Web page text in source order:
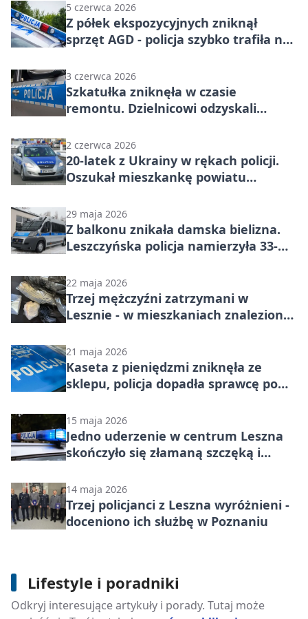
5 czerwca 2026
Z półek ekspozycyjnych zniknął
sprzęt AGD - policja szybko trafiła na
3 czerwca 2026
Szkatułka zniknęła w czasie
remontu. Dzielnicowi odzyskali
2 czerwca 2026
20-latek z Ukrainy w rękach policji.
Oszukał mieszkankę powiatu
złotych
29 maja 2026
Z balkonu znikała damska bielizna.
Leszczyńska policja namierzyła 33-
22 maja 2026
Trzej mężczyźni zatrzymani w
Lesznie - w mieszkaniach znaleziono
21 maja 2026
Kaseta z pieniędzmi zniknęła ze
sklepu, policja dopadła sprawcę po
15 maja 2026
Jedno uderzenie w centrum Leszna
skończyło się złamaną szczęką i
14 maja 2026
Trzej policjanci z Leszna wyróżnieni -
doceniono ich służbę w Poznaniu
Lifestyle i poradniki
Odkryj interesujące artykuły i porady. Tutaj może
Kolonie dla dzieci nieśmiałych: jak
wyjazd pomaga zbudować relacje z